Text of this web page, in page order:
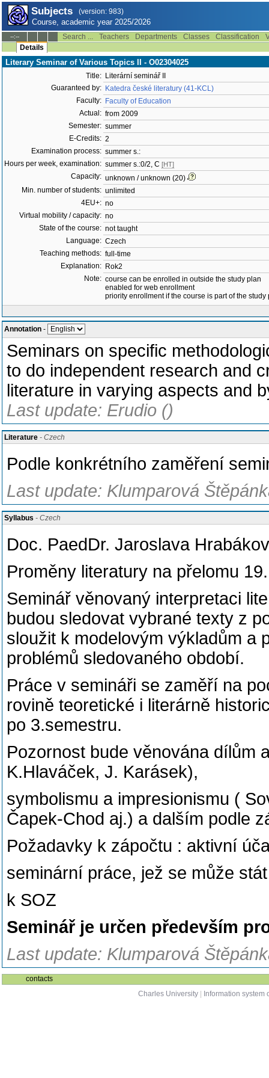
Subjects (version: 983)
Course, academic year 2025/2026
--:-- Search ... Teachers Departments Classes Classification
Details
Literary Seminar of Various Topics II - O02304025
Title: Literární seminář II
Guaranteed by: Katedra české literatury (41-KCL)
Faculty: Faculty of Education
Actual: from 2009
Semester: summer
E-Credits: 2
Examination process: summer s.:
Hours per week, examination: summer s.:0/2, C [HT]
Capacity: unknown / unknown (20)
Min. number of students: unlimited
4EU+: no
Virtual mobility / capacity: no
State of the course: not taught
Language: Czech
Teaching methods: full-time
Explanation: Rok2
Note: course can be enrolled in outside the study plan
enabled for web enrollment
priority enrollment if the course is part of the study
Annotation -
Seminars on specific
to do independent research and
literature in varying aspects and
Last update: Erudio ()
Literature - Czech
Podle konkrétního zaměření
Last update: Klumparová
Syllabus - Czech
Doc. PaedDr. Jaroslava
Proměny literatury na přelomu
Seminář věnovaný interpretaci
budou sledovat vybrané texty z
sloužit k modelovým výkladům a
problémů sledovaného období.
Práce v semináři se zaměří na
rovině teoretické i literárně
po 3.semestru.
Pozornost bude věnována dílům
K.Hlaváček, J. Karásek),
symbolismu a impresionismu (
Čapek-Chod aj.) a dalším podle
Požadavky k zápočtu : aktivní
seminární práce, jež se může
k SOZ
Seminář je určen především
Last update: Klumparová
contacts
Charles University
Information